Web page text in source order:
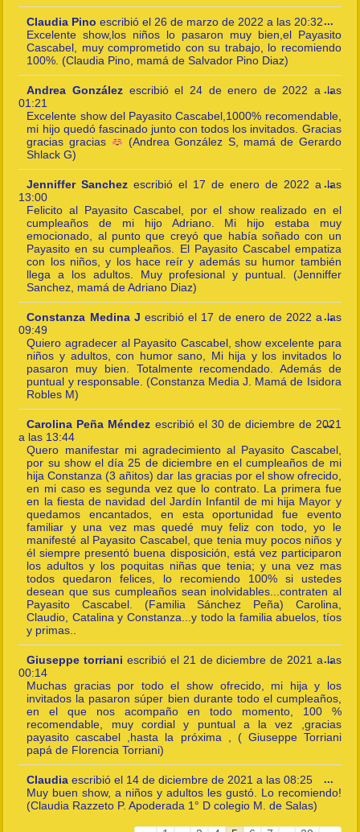
Claudia Pinoescribió el 26 de marzo de 2022 a las 20:32
Excelente show,los niños lo pasaron muy bien,el Payasito
Cascabel, muy comprometido con su trabajo, lo recomiendo
100%. (Claudia Pino, mamá de Salvador Pino Diaz)
...
this
Andrea González escribió el 24 de enero de 2022 a las
01:21
Excelente show del Payasito Cascabel,1000% recomendable,
mi hijo quedó fascinado junto con todos los invitados. Gracias
gracias gracias
(Andrea González S, mamá de Gerardo
Shlack G)
...
Jenniffer Sanchezescribió el 17 de enero de 2022 a las
13:00
Felicito al Payasito Cascabel, por el show realizado en el
cumpleaños de mi hijo Adriano. Mi hijo estaba muy
emocionado, al punto que creyó que había soñado con un
Payasito en su cumpleaños. El Payasito Cascabel empatiza
con los niños, y los hace reír y además su humor también
llega a los adultos. Muy profesional y puntual. (Jenniffer
Sanchez, mamá de Adriano Diaz)
...
Constanza Medina Jescribió el 17 de enero de 2022 a las
09:49
Quiero agradecer al Payasito Cascabel, show excelente para
niños y adultos, con humor sano, Mi hija y los invitados lo
pasaron muy bien. Totalmente recomendado. Además de
puntual y responsable. (Constanza Media J. Mamá de Isidora
Robles M)
...
Carolina Peña Méndez escribió el30 de diciembre de 2021
a las 13:44
Quero manifestar mi agradecimiento al Payasito Cascabel,
por su show el día 25 de diciembre en el cumpleaños de mi
hija Constanza (3 añitos) dar las gracias por el show ofrecido,
en mi caso es segunda vez que lo contrato. La primera fue
en la fiesta de navidad del Jardín Infantil de mi hija Mayor y
quedamos encantados, en esta oportunidad fue evento
familiar y una vez mas quedé muy feliz con todo, yo le
manifesté al Payasito Cascabel, que tenia muy pocos niños y
él siempre presentó buena disposición, está vez participaron
los adultos y los poquitas niñas que tenia; y una vez mas
todos quedaron felices, lo recomiendo 100% si ustedes
desean que sus cumpleaños sean inolvidables...contraten al
Payasito Cascabel. (Familia Sánchez Peña) Carolina,
Claudio, Catalina y Constanza...y todo la familia abuelos, tíos
y primas..
...
Giuseppe torrianiescribió el21 de diciembre de 2021 a las
00:14
Muchas gracias por todo el show ofrecido, mi hija y los
invitados la pasaron súper bien durante todo el cumpleaños,
en el que nos acompaño en todo momento, 100 %
recomendable, muy cordial y puntual a la vez ,gracias
payasito cascabel ,hasta la próxima , ( Giuseppe Torriani
papá de Florencia Torriani)
...
Claudiaescribió el 14 de diciembre de 2021 a las 08:25
Muy buen show, a niños y adultos les gustó. Lo recomiendo!
(Claudia Razzeto P. Apoderada 1° D colegio M. de Salas)
...
this